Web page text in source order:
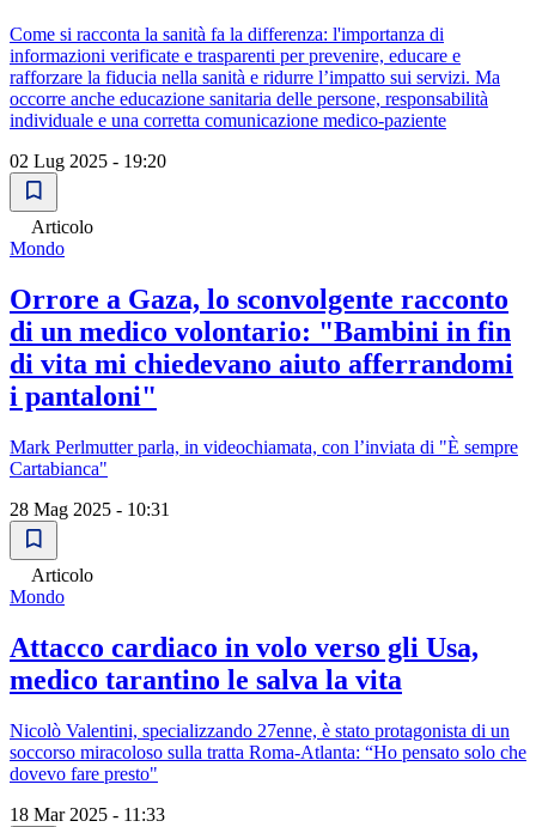
Come si racconta la sanità fa la differenza: l'importanza di
informazioni verificate e trasparenti per prevenire, educare e
rafforzare la fiducia nella sanità e ridurre l’impatto sui servizi. Ma
occorre anche educazione sanitaria delle persone, responsabilità
individuale e una corretta comunicazione medico-paziente
02 Lug 2025 - 19:20
Articolo
Mondo
Orrore a Gaza, lo sconvolgente racconto
di un medico volontario: "Bambini in fin
di vita mi chiedevano aiuto afferrandomi
i pantaloni"
Mark Perlmutter parla, in videochiamata, con l’inviata di "È sempre
Cartabianca"
28 Mag 2025 - 10:31
Articolo
Mondo
Attacco cardiaco in volo verso gli Usa,
medico tarantino le salva la vita
Nicolò Valentini, specializzando 27enne, è stato protagonista di un
soccorso miracoloso sulla tratta Roma-Atlanta: “Ho pensato solo che
dovevo fare presto"
18 Mar 2025 - 11:33